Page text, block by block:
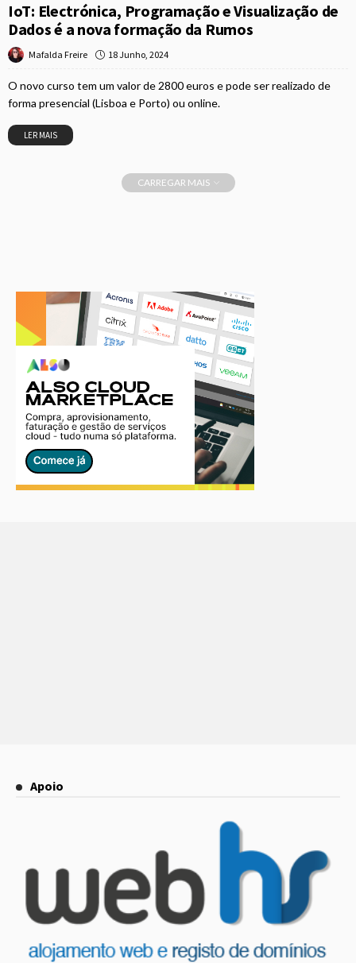
IoT: Electrónica, Programação e Visualização de
Dados é a nova formação da Rumos
Mafalda Freire 18 Junho, 2024
O novo curso tem um valor de 2800 euros e pode ser realizado de
forma presencial (Lisboa e Porto) ou online.
LER MAIS
CARREGAR MAIS
Apoio